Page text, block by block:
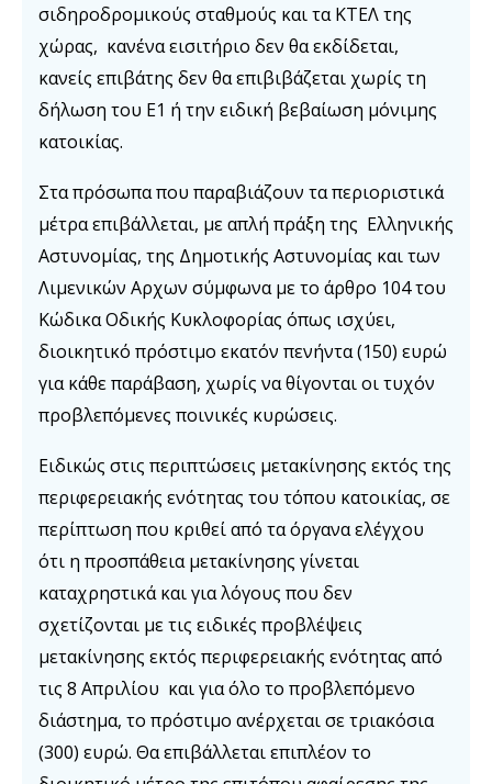
σιδηροδρομικούς σταθμούς και τα ΚΤΕΛ της
χώρας, κανένα εισιτήριο δεν θα εκδίδεται,
κανείς επιβάτης δεν θα επιβιβάζεται χωρίς τη
δήλωση του Ε1 ή την ειδική βεβαίωση μόνιμης
κατοικίας.
Στα πρόσωπα που παραβιάζουν τα περιοριστικά
μέτρα επιβάλλεται, με απλή πράξη της Ελληνικής
Αστυνομίας, της Δημοτικής Αστυνομίας και των
Λιμενικών Αρχων σύμφωνα με το άρθρο 104 του
Κώδικα Οδικής Κυκλοφορίας όπως ισχύει,
διοικητικό πρόστιμο εκατόν πενήντα (150) ευρώ
για κάθε παράβαση, χωρίς να θίγονται οι τυχόν
προβλεπόμενες ποινικές κυρώσεις.
Ειδικώς στις περιπτώσεις μετακίνησης εκτός της
περιφερειακής ενότητας του τόπου κατοικίας, σε
περίπτωση που κριθεί από τα όργανα ελέγχου
ότι η προσπάθεια μετακίνησης γίνεται
καταχρηστικά και για λόγους που δεν
σχετίζονται με τις ειδικές προβλέψεις
μετακίνησης εκτός περιφερειακής ενότητας από
τις 8 Απριλίου και για όλο το προβλεπόμενο
διάστημα, το πρόστιμο ανέρχεται σε τριακόσια
(300) ευρώ. Θα επιβάλλεται επιπλέον το